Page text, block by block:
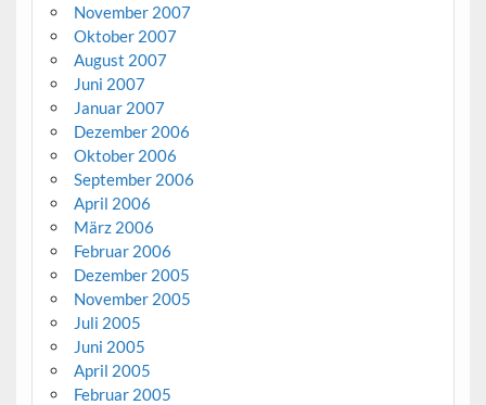
November 2007
Oktober 2007
August 2007
Juni 2007
Januar 2007
Dezember 2006
Oktober 2006
September 2006
April 2006
März 2006
Februar 2006
Dezember 2005
November 2005
Juli 2005
Juni 2005
April 2005
Februar 2005